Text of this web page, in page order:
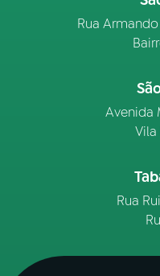
Rua Armando
Avenida
Rua